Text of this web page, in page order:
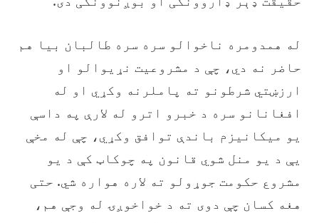
‏له همدومره ناخوالو سره سره طالبان بیا هم
حاضر نه دي، چې د مشروعیت نړیوالو او
ارزښتي شرطونو ته پاملرنه وکړي او له
افغانانو سره د خبرو اترو له لارې په داسې
یو میکانیزم باندې توافق وکړي، چې له مخې
یې د یو منل شوي قانون په چوکاټ کې د یو
مشروع حکومت جوړولو ته لاره هواره شي. حتی
هغه کسان چې دوی ته د خواخوږۍ له وجې هم،